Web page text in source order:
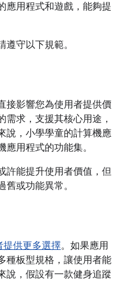
應用程式和遊戲，能夠提
守以下規範。
接影響您為使用者提供價
求，支援其核心用途，
說，小學學童的計算機應
用程式的功能集。
許能提升使用者價值，但
或功能異常。
提供更多選擇。如果應用
種板型規格，讓使用者能
說，假設有一款健身追蹤